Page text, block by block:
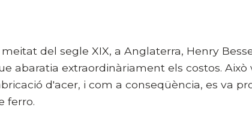
meitat del segle XIX, a Anglaterra, Henry
abaratia extraordinàriament els costos.
d'acer, i com a conseqüència, es va
ferro.